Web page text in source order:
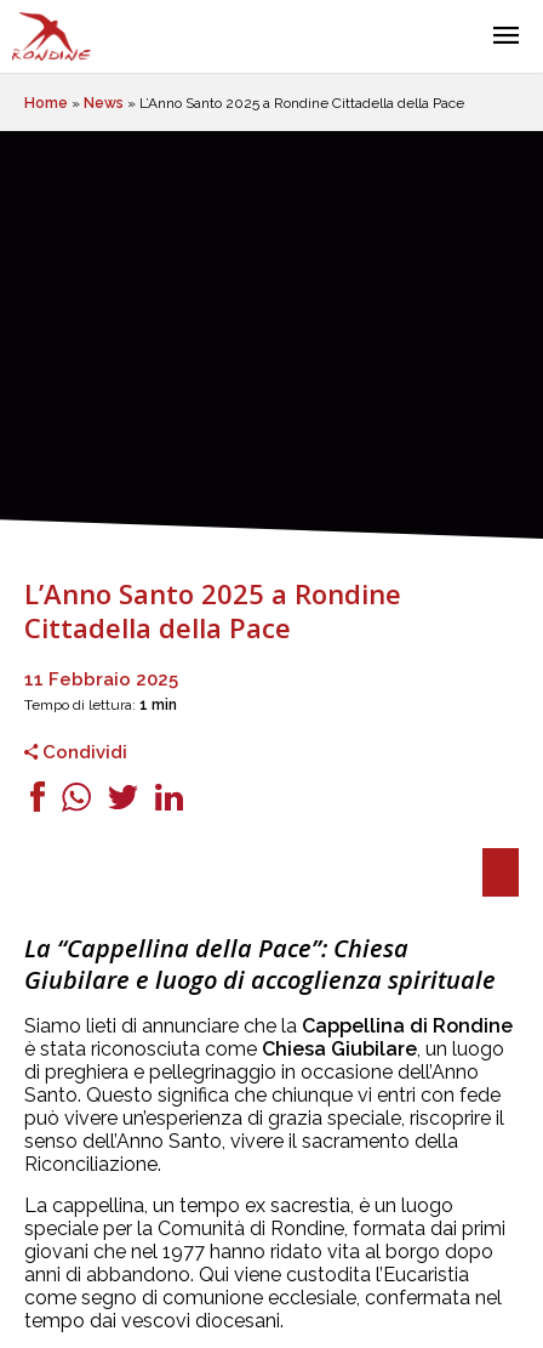
Home » News » L’Anno Santo 2025 a Rondine Cittadella della Pace
L’Anno Santo 2025 a Rondine
Cittadella della Pace
11 Febbraio 2025
Tempo di lettura: 1 min
Condividi
La “Cappellina della Pace”: Chiesa
Giubilare e luogo di accoglienza spirituale
Siamo lieti di annunciare che la Cappellina di Rondine
è stata riconosciuta come Chiesa Giubilare, un luogo
di preghiera e pellegrinaggio in occasione dell’Anno
Santo. Questo significa che chiunque vi entri con fede
può vivere un’esperienza di grazia speciale, riscoprire il
senso dell’Anno Santo, vivere il sacramento della
Riconciliazione.
La cappellina, un tempo ex sacrestia, è un luogo
speciale per la Comunità di Rondine, formata dai primi
giovani che nel 1977 hanno ridato vita al borgo dopo
anni di abbandono. Qui viene custodita l’Eucaristia
come segno di comunione ecclesiale, confermata nel
tempo dai vescovi diocesani.